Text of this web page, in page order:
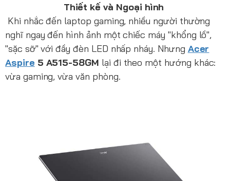
Thiết kế và Ngoại hình
Khi nhắc đến laptop gaming, nhiều người thường
nghĩ ngay đến hình ảnh một chiếc máy "khổng lồ",
"sặc sỡ" với đầy đèn LED nhấp nháy. Nhưng Acer
Aspire 5 A515-58GM lại đi theo một hướng khác:
vừa gaming, vừa văn phòng.